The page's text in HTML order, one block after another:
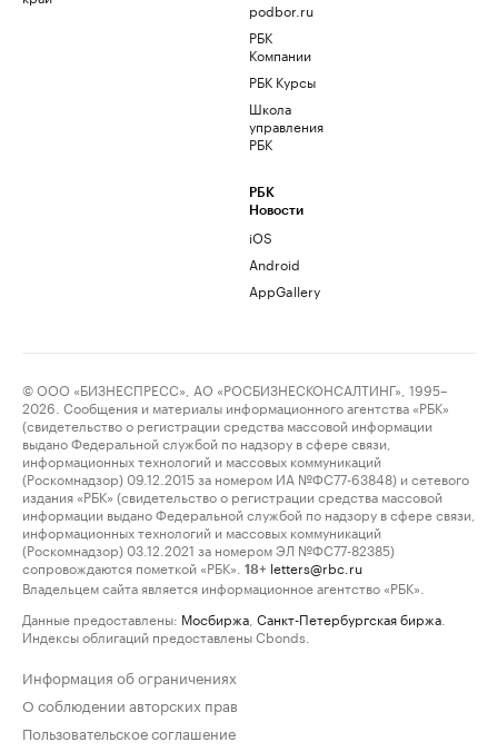
podbor.ru
РБК
Компании
РБК Курсы
Школа
управления
РБК
РБК
Новости
iOS
Android
AppGallery
© ООО «БИЗНЕСПРЕСС», АО «РОСБИЗНЕСКОНСАЛТИНГ», 1995–
2026. Сообщения и материалы информационного агентства «РБК»
(свидетельство о регистрации средства массовой информации
выдано Федеральной службой по надзору в сфере связи,
информационных технологий и массовых коммуникаций
(Роскомнадзор) 09.12.2015 за номером ИА №ФС77-63848) и сетевого
издания «РБК» (свидетельство о регистрации средства массовой
информации выдано Федеральной службой по надзору в сфере связи,
информационных технологий и массовых коммуникаций
(Роскомнадзор) 03.12.2021 за номером ЭЛ №ФС77-82385)
сопровождаются пометкой «РБК».
18+ letters@rbc.ru
Владельцем сайта является информационное агентство «РБК».
Данные предоставлены: Мосбиржа Санкт-Петербургская биржа
Индексы облигаций предоставлены Cbonds.
Информация об ограничениях
О соблюдении авторских прав
Пользовательское соглашение